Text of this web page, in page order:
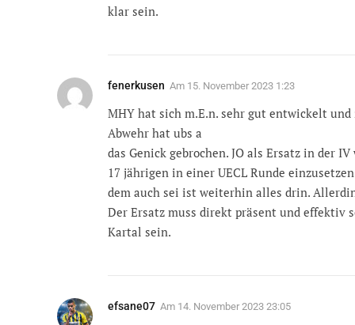
klar sein.
fenerkusen Am 15. November 2023 1:23
MHY hat sich m.E.n. sehr gut entwickelt
Abwehr hat ubs a
das Genick gebrochen. JO als Ersatz in der
17 jährigen in einer UECL Runde
dem auch sei ist weiterhin alles drin.
Der Ersatz muss direkt präsent und effektiv
Kartal sein.
efsane07 Am 14. November 2023 23:05